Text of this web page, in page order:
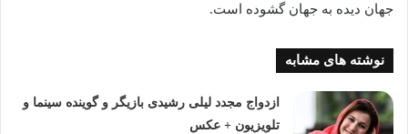
جهان دیده‌ به جهان گشوده‌ است.
نوشته های مشابه
ازدواج مجدد لیلی رشیدی بازیگر و گوینده سینما و
تلویزیون + عکس